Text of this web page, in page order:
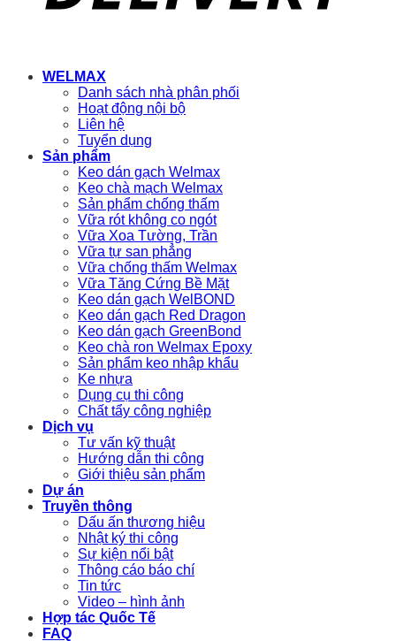
WELMAX
Danh sách nhà phân phối
Hoạt động nội bộ
Liên hệ
Tuyển dụng
Sản phẩm
Keo dán gạch Welmax
Keo chà mạch Welmax
Sản phẩm chống thấm
Vữa rót không co ngót
Vữa Xoa Tường, Trần
Vữa tự san phẳng
Vữa chống thấm Welmax
Vữa Tăng Cứng Bề Mặt
Keo dán gạch WelBOND
Keo dán gạch Red Dragon
Keo dán gạch GreenBond
Keo chà ron Welmax Epoxy
Sản phẩm keo nhập khẩu
Ke nhựa
Dụng cụ thi công
Chất tẩy công nghiệp
Dịch vụ
Tư vấn kỹ thuật
Hướng dẫn thi công
Giới thiệu sản phẩm
Dự án
Truyền thông
Dấu ấn thương hiệu
Nhật ký thi công
Sự kiện nổi bật
Thông cáo báo chí
Tin tức
Video – hình ảnh
Hợp tác Quốc Tế
FAQ